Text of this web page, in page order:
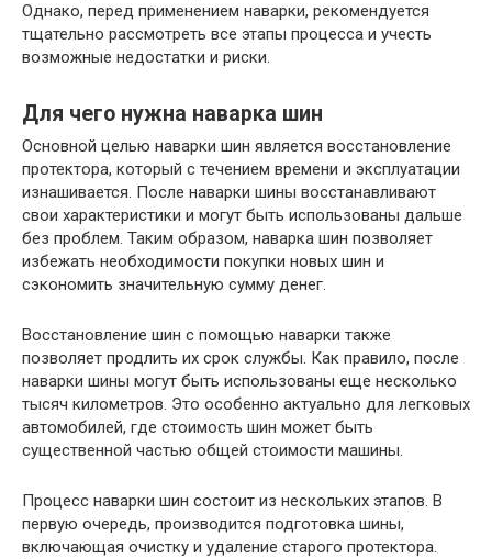
Однако, перед применением наварки, рекомендуется
тщательно рассмотреть все этапы процесса и учесть
возможные недостатки и риски.
Для чего нужна наварка шин
Основной целью наварки шин является восстановление
протектора, который с течением времени и эксплуатации
изнашивается. После наварки шины восстанавливают
свои характеристики и могут быть использованы дальше
без проблем. Таким образом, наварка шин позволяет
избежать необходимости покупки новых шин и
сэкономить значительную сумму денег.
Восстановление шин с помощью наварки также
позволяет продлить их срок службы. Как правило, после
наварки шины могут быть использованы еще несколько
тысяч километров. Это особенно актуально для легковых
автомобилей, где стоимость шин может быть
существенной частью общей стоимости машины.
Процесс наварки шин состоит из нескольких этапов. В
первую очередь, производится подготовка шины,
включающая очистку и удаление старого протектора.